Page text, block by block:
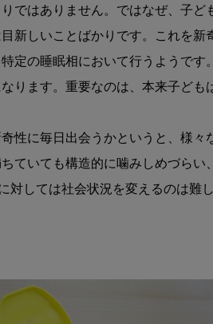
ではありません。ではなぜ、子ど
新しいことばかりです。これを
定の睡眠相において行うようで
ります。重要なのは、本来子ど
性に毎日出会うかというと、様
ていても構造的に噛みしめづら
対しては社会状況を変えるのは難